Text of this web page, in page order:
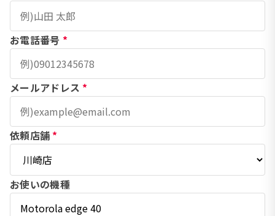
お電話番号 *
メールアドレス *
依頼店舗 *
お使いの機種